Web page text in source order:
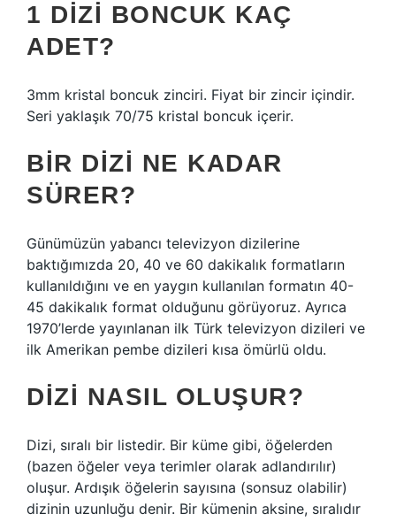
1 DIZI BONCUK KAÇ
ADET?
3mm kristal boncuk zinciri. Fiyat bir zincir içindir.
Seri yaklaşık 70/75 kristal boncuk içerir.
BIR DIZI NE KADAR
SÜRER?
Günümüzün yabancı televizyon dizilerine
baktığımızda 20, 40 ve 60 dakikalık formatların
kullanıldığını ve en yaygın kullanılan formatın 40-
45 dakikalık format olduğunu görüyoruz. Ayrıca
1970’lerde yayınlanan ilk Türk televizyon dizileri ve
ilk Amerikan pembe dizileri kısa ömürlü oldu.
DIZI NASIL OLUŞUR?
Dizi, sıralı bir listedir. Bir küme gibi, öğelerden
(bazen öğeler veya terimler olarak adlandırılır)
oluşur. Ardışık öğelerin sayısına (sonsuz olabilir)
dizinin uzunluğu denir. Bir kümenin aksine, sıralıdır